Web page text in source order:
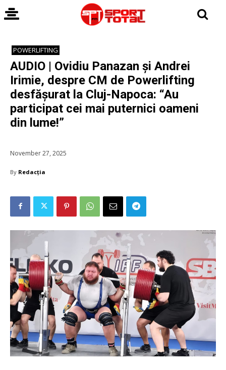
POWERLIFTING
AUDIO | Ovidiu Panazan și Andrei
Irimie, despre CM de Powerlifting
desfășurat la Cluj-Napoca: “Au
participat cei mai puternici oameni
din lume!”
November 27, 2025
By Redacția